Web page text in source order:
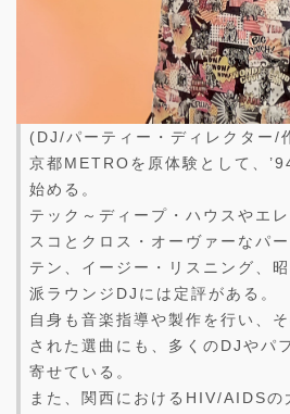
(DJ/パーティー・ディレクター/
京都METROを原体験として、
始める。
テック～ディープ・ハウスやエ
スコとクロス・オーヴァーなパ
テン、イージー・リスニング、
派ラウンジDJには定評がある。
自身も音楽指導や製作を行い、
された選曲にも、多くのDJやパ
寄せている。
また、関西におけるHIV/AIDSの